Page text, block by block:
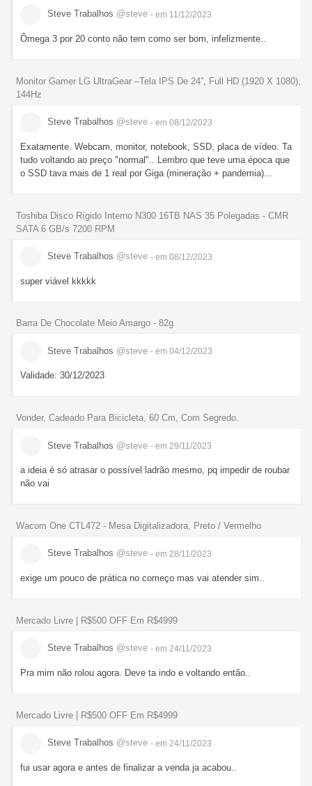
Steve Trabalhos @steve - em 11/12/2023
Ômega 3 por 20 conto não tem como ser bom, infelizmente..
Monitor Gamer LG UltraGear –Tela IPS De 24”, Full HD (1920 X 1080),
144Hz
Steve Trabalhos @steve - em 08/12/2023
Exatamente. Webcam, monitor, notebook, SSD, placa de vídeo. Ta
tudo voltando ao preço "normal".. Lembro que teve uma época que
o SSD tava mais de 1 real por Giga (mineração + pandemia)...
Toshiba Disco Rígido Interno N300 16TB NAS 35 Polegadas - CMR
SATA 6 GB/s 7200 RPM
Steve Trabalhos @steve - em 08/12/2023
super viável kkkkk
Barra De Chocolate Meio Amargo - 82g
Steve Trabalhos @steve - em 04/12/2023
Validade: 30/12/2023
Vonder, Cadeado Para Bicicleta, 60 Cm, Com Segredo.
Steve Trabalhos @steve - em 29/11/2023
a ideia é só atrasar o possível ladrão mesmo, pq impedir de roubar
não vai
Wacom One CTL472 - Mesa Digitalizadora, Preto / Vermelho
Steve Trabalhos @steve - em 28/11/2023
exige um pouco de prática no começo mas vai atender sim..
Mercado Livre | R$500 OFF Em R$4999
Steve Trabalhos @steve - em 24/11/2023
Pra mim não rolou agora. Deve ta indo e voltando então..
Mercado Livre | R$500 OFF Em R$4999
Steve Trabalhos @steve - em 24/11/2023
fui usar agora e antes de finalizar a venda ja acabou..